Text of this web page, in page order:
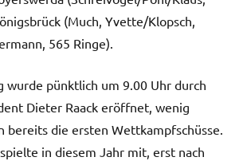
(Much, Yvette/Klopsch,
565 Ringe).
wurde pünktlich um 9.00 Uhr durch
Dieter Raack eröffnet, wenig
bereits die ersten Wettkampfschüsse.
in diesem Jahr mit, erst nach